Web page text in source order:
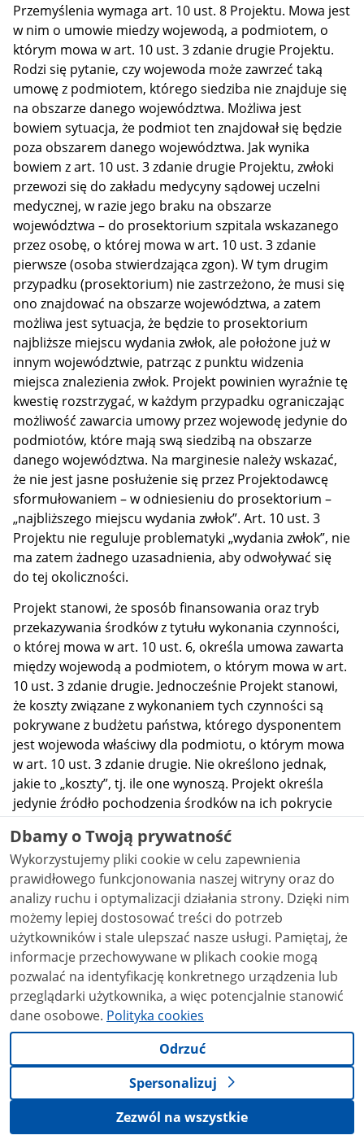
Przemyślenia wymaga art. 10 ust. 8 Projektu. Mowa jest
w nim o umowie miedzy wojewodą, a podmiotem, o
którym mowa w art. 10 ust. 3 zdanie drugie Projektu.
Rodzi się pytanie, czy wojewoda może zawrzeć taką
umowę z podmiotem, którego siedziba nie znajduje się
na obszarze danego województwa. Możliwa jest
bowiem sytuacja, że podmiot ten znajdował się będzie
poza obszarem danego województwa. Jak wynika
bowiem z art. 10 ust. 3 zdanie drugie Projektu, zwłoki
przewozi się do zakładu medycyny sądowej uczelni
medycznej, w razie jego braku na obszarze
województwa – do prosektorium szpitala wskazanego
przez osobę, o której mowa w art. 10 ust. 3 zdanie
pierwsze (osoba stwierdzająca zgon). W tym drugim
przypadku (prosektorium) nie zastrzeżono, że musi się
ono znajdować na obszarze województwa, a zatem
możliwa jest sytuacja, że będzie to prosektorium
najbliższe miejscu wydania zwłok, ale położone już w
innym województwie, patrząc z punktu widzenia
miejsca znalezienia zwłok. Projekt powinien wyraźnie tę
kwestię rozstrzygać, w każdym przypadku ograniczając
możliwość zawarcia umowy przez wojewodę jedynie do
podmiotów, które mają swą siedzibą na obszarze
danego województwa. Na marginesie należy wskazać,
że nie jest jasne posłużenie się przez Projektodawcę
sformułowaniem – w odniesieniu do prosektorium –
„najbliższego miejscu wydania zwłok”. Art. 10 ust. 3
Projektu nie reguluje problematyki „wydania zwłok”, nie
ma zatem żadnego uzasadnienia, aby odwoływać się
do tej okoliczności.
Projekt stanowi, że sposób finansowania oraz tryb
przekazywania środków z tytułu wykonania czynności,
o której mowa w art. 10 ust. 6, określa umowa zawarta
między wojewodą a podmiotem, o którym mowa w art.
10 ust. 3 zdanie drugie. Jednocześnie Projekt stanowi,
że koszty związane z wykonaniem tych czynności są
pokrywane z budżetu państwa, którego dysponentem
jest wojewoda właściwy dla podmiotu, o którym mowa
w art. 10 ust. 3 zdanie drugie. Nie określono jednak,
jakie to „koszty”, tj. ile one wynoszą. Projekt określa
jedynie źródło pochodzenia środków na ich pokrycie
(budżet państwa), zapominając o konieczności
ustalenia ich wysokości lub zasad obliczenia. Umowa, o
której mowa w art. 10 ust. 8 Projektu, określać będzie
jedynie organizacyjne i techniczne aspekty ich wypłaty,
nie może natomiast regulować ich wysokości, zakres
art. 10 ust. 8 Projektu precyzyjnie bowiem wskazuje,
czego dotyczyć ma umowa i nie ma w zakresie
przedmiotowym tego przepisu określenia wysokości
wskazanych kosztów, czy też zasad ich obliczania. To
istotny mankament Projektu. Wskazać również należy,
że Projektodawca nie uregulował w sposób zupełny
przewożenia zwłok celem przeprowadzenia badań
pośmiertnych – zaznaczając jedynie, że to zadanie
własne powiatu (art. 10 ust. 4 Projektu). Nie jest
wiadome, w jaki sposób będzie się to odbywać, jaki
podmiot będzie to wykonywał, w tym jakimi musi
dysponować kwalifikacjami, itp. Materia ta powinna być
Dbamy o Twoją prywatność
Wykorzystujemy pliki cookie w celu zapewnienia
prawidłowego funkcjonowania naszej witryny oraz do
analizy ruchu i optymalizacji działania strony. Dzięki nim
możemy lepiej dostosować treści do potrzeb
użytkowników i stale ulepszać nasze usługi. Pamiętaj, że
informacje przechowywane w plikach cookie mogą
pozwalać na identyfikację konkretnego urządzenia lub
przeglądarki użytkownika, a więc potencjalnie stanowić
dane osobowe. Polityka cookies
Odrzuć
Spersonalizuj
Zezwól na wszystkie